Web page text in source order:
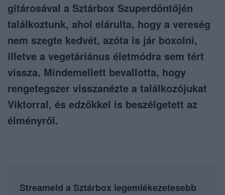
gitárosával a Sztárbox Szuperdöntőjén
találkoztunk, ahol elárulta, hogy a vereség
nem szegte kedvét, azóta is jár boxolni,
illetve a vegetáriánus életmódra sem tért
vissza. Mindemellett bevallotta, hogy
rengetegszer visszanézte a találkozójukat
Viktorral, és edzőkkel is beszélgetett az
élményről.
Streameld a Sztárbox legemlékezetesebb